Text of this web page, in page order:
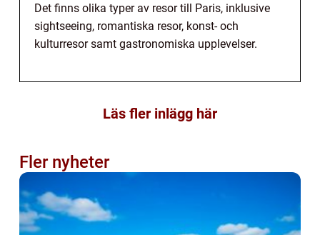
Det finns olika typer av resor till Paris, inklusive
sightseeing, romantiska resor, konst- och
kulturresor samt gastronomiska upplevelser.
Läs fler inlägg här
Fler nyheter